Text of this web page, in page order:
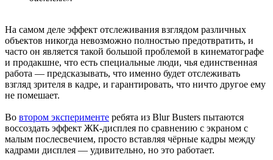
На самом деле эффект отслеживания взглядом различных
объектов никогда невозможно полностью предотвратить, и
часто он является такой большой проблемой в кинематографе
и продакшне, что есть специальные люди, чья единственная
работа — предсказывать, что именно будет отслеживать
взгляд зрителя в кадре, и гарантировать, что ничто другое ему
не помешает.
Во втором эксперименте ребята из Blur Busters пытаются
воссоздать эффект ЖК-дисплея по сравнению с экраном с
малым послесвечием, просто вставляя чёрные кадры между
кадрами дисплея — удивительно, но это работает.